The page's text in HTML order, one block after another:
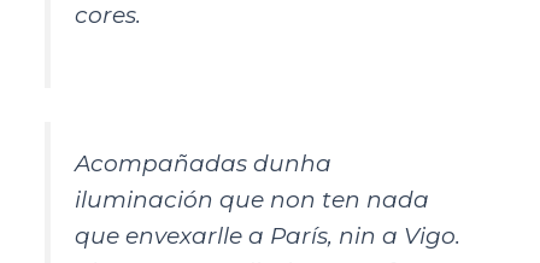
cores.
Acompañadas dunha
iluminación que non ten nada
que envexarlle a París, nin a Vigo.